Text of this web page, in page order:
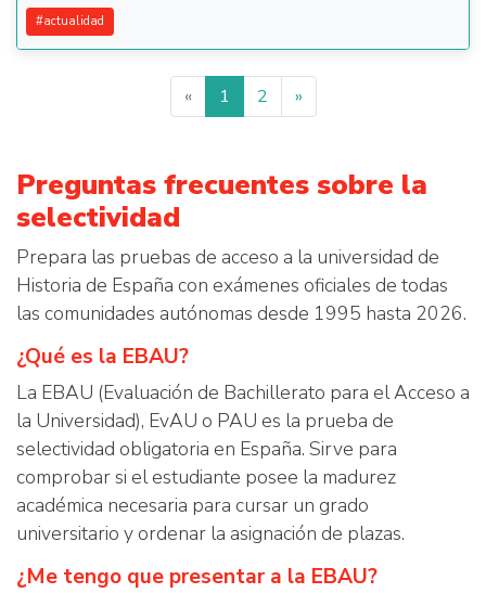
#actualidad
« 1 2 »
Preguntas frecuentes sobre la
selectividad
Prepara las pruebas de acceso a la universidad de
Historia de España con exámenes oficiales de todas
las comunidades autónomas desde 1995 hasta 2026.
¿Qué es la EBAU?
La EBAU (Evaluación de Bachillerato para el Acceso a
la Universidad), EvAU o PAU es la prueba de
selectividad obligatoria en España. Sirve para
comprobar si el estudiante posee la madurez
académica necesaria para cursar un grado
universitario y ordenar la asignación de plazas.
¿Me tengo que presentar a la EBAU?